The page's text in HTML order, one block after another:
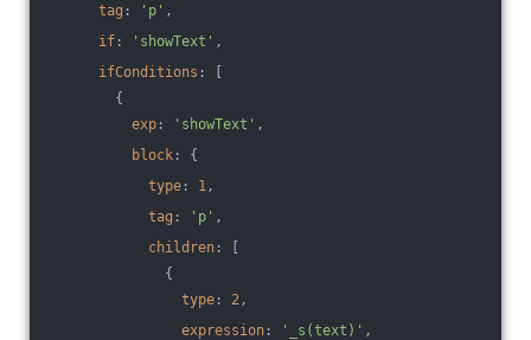
tag : 'p' ,
if : 'showText' ,
ifConditions : [
{
exp : 'showText' ,
block : {
type : 1 ,
tag : 'p' ,
children : [
{
type : 2 ,
expression : '_s(text)' ,